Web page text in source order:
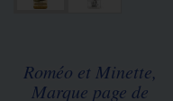
Roméo et Minette,
Marque page de